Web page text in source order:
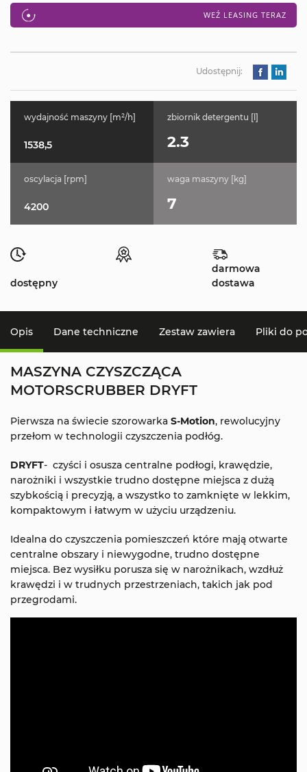
WEŹ LEASING TERAZ
Udostępnij:
wydajność maszyny [m²/h]
1538,5
zbiornik detergentu [l]
2.3
oscylacja [rpm]
4200
waga maszyny [kg]
7
dostępny
darmowa
dostawa
Opis Dane techniczne Zestaw zawiera Pliki do
MASZYNA CZYSZCZĄCA
MOTORSCRUBBER DRYFT
Pierwsza na świecie szorowarka S-Motion, rewolucyjny
przełom w technologii czyszczenia podłóg.
DRYFT- czyści i osusza centralne podłogi, krawędzie,
narożniki i wszystkie trudno dostępne miejsca z dużą
szybkością i precyzją, a wszystko to zamknięte w lekkim,
kompaktowym i łatwym w użyciu urządzeniu.
Idealna do czyszczenia pomieszczeń które mają otwarte
centralne obszary i niewygodne, trudno dostępne
miejsca. Bez wysiłku porusza się w narożnikach, wzdłuż
krawędzi i w trudnych przestrzeniach, takich jak pod
przegrodami.